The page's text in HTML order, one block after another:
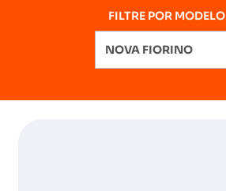
FILTRE POR MODELO
NOVA FIORINO